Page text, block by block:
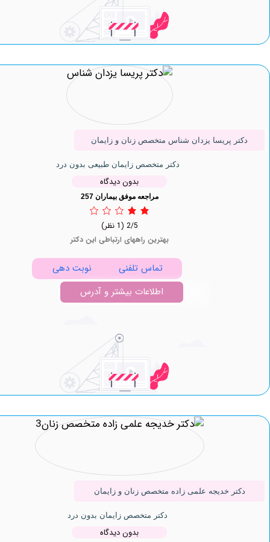
پریسا یزدان شناس متخصص زنان و زایمان
دکتر متخصص زایمان طبیعی بدون درد
بدون دیدگاه
مراجعه موفق بیماران 257
بهترین راههای ارتباطی این دکتر
تماس تلفنی
نوبت دهی
اطلاعات بیشتر و آدرس
خدیجه علمی زاده متخصص زنان و زایمان
دکتر متخصص زایمان بدون درد
بدون دیدگاه